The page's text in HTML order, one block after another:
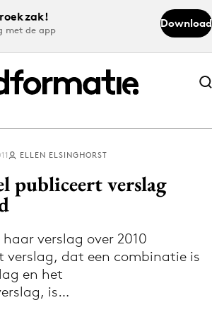
met de app
Download
Abonneer nu
Abonneer nu
nieuws via de Adformatie
Nieuws app
ELLEN ELSINGHORST
publiceert verslag
verslag over 2010
verslag, dat een combinatie is
en het
is…